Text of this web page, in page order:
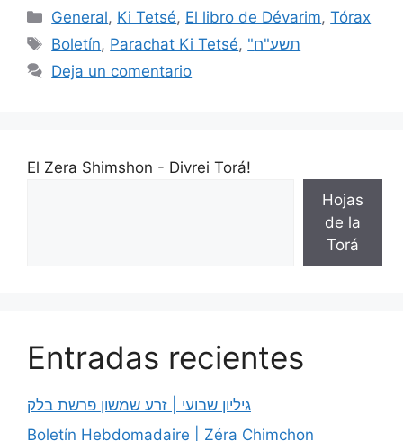
General, Ki Tetsé, El libro de Dévarim,Tórax
Boletín, Parachat Ki Tetsé,
"תשע"ח
Deja un comentario
El Zera Shimshon - Divrei Torá!
Hojas
de la
Torá
Entradas recientes
גיליון שבועי | זרע שמשון פרשת בלק
Boletín Hebdomadaire | Zéra Chimchon